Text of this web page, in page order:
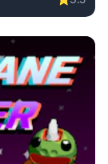
game,